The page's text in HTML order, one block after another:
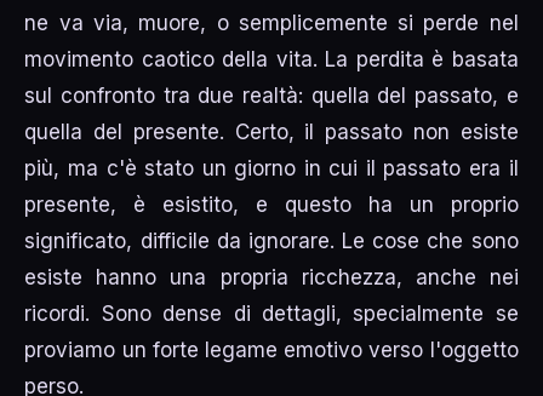
ne va via, muore, o semplicemente si perde nel
movimento caotico della vita. La perdita è basata
sul confronto tra due realtà: quella del passato, e
quella del presente. Certo, il passato non esiste
più, ma c'è stato un giorno in cui il passato era il
presente, è esistito, e questo ha un proprio
significato, difficile da ignorare. Le cose che sono
esiste hanno una propria ricchezza, anche nei
ricordi. Sono dense di dettagli, specialmente se
proviamo un forte legame emotivo verso l'oggetto
perso.